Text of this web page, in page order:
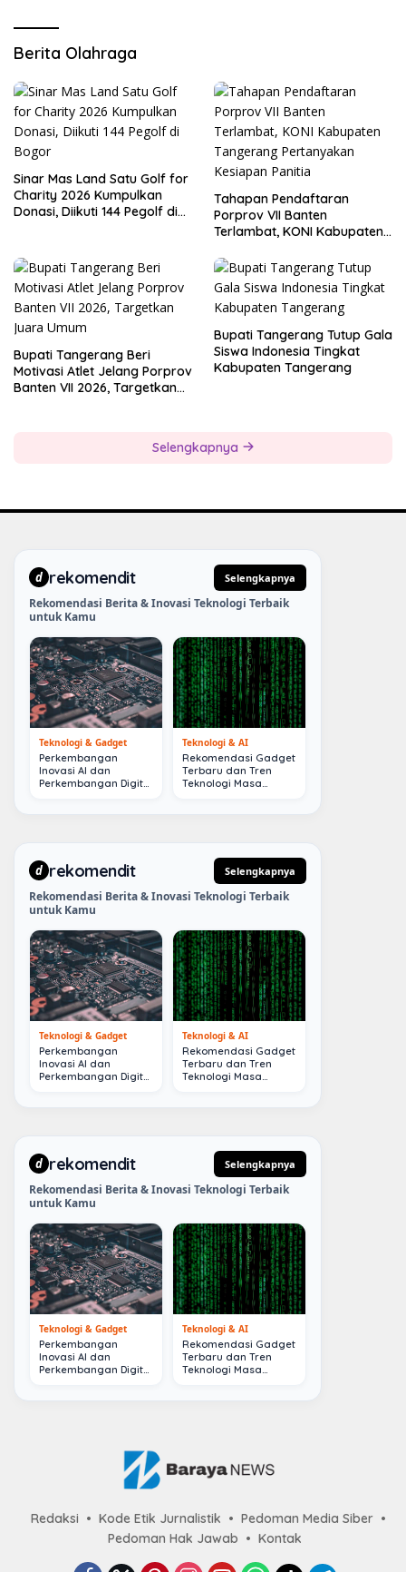
Berita Olahraga
Sinar Mas Land Satu Golf for
Charity 2026 Kumpulkan
Donasi, Diikuti 144 Pegolf di
Tahapan Pendaftaran
Porprov VII Banten
Terlambat, KONI Kabupaten
Kesiapan Panitia
Bupati Tangerang Beri
Motivasi Atlet Jelang Porprov
Banten VII 2026, Targetkan
Bupati Tangerang Tutup Gala
Siswa Indonesia Tingkat
Kabupaten Tangerang
Selengkapnya
d rekomendit Selengkapnya
Rekomendasi Berita & Inovasi Teknologi Terbaik
untuk Kamu
Teknologi & Gadget
Perkembangan
Inovasi AI dan
Perkembangan Digital
Teknologi & AI
Rekomendasi Gadget
Terbaru dan Tren
Teknologi Masa
d rekomendit Selengkapnya
Rekomendasi Berita & Inovasi Teknologi Terbaik
untuk Kamu
Teknologi & Gadget
Perkembangan
Inovasi AI dan
Perkembangan Digital
Teknologi & AI
Rekomendasi Gadget
Terbaru dan Tren
Teknologi Masa
d rekomendit Selengkapnya
Rekomendasi Berita & Inovasi Teknologi Terbaik
untuk Kamu
Teknologi & Gadget
Perkembangan
Inovasi AI dan
Perkembangan Digital
Teknologi & AI
Rekomendasi Gadget
Terbaru dan Tren
Teknologi Masa
Redaksi Kode Etik Jurnalistik
Pedoman Media Siber
Pedoman Hak Jawab
Kontak